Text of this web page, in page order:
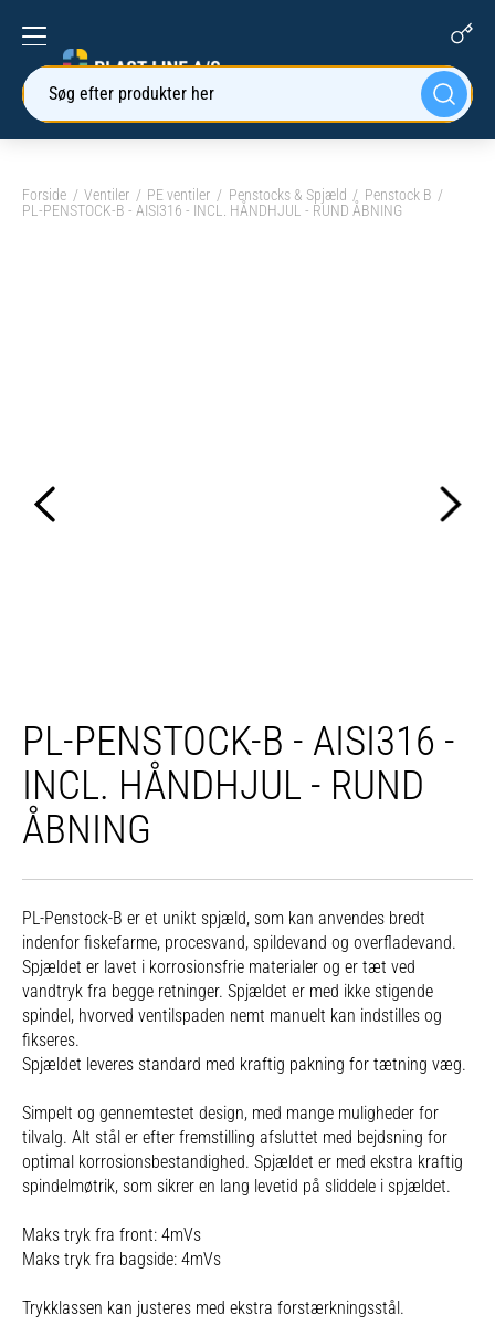
Søg efter produkter her
Forside Ventiler PE ventiler Penstocks & Spjæld
Penstock B
PL-PENSTOCK-B - AISI316 - INCL. HÅNDHJUL - RUND ÅBNING
PL-PENSTOCK-B - AISI316 -
INCL. HÅNDHJUL - RUND
ÅBNING
PL-Penstock-B er et unikt spjæld, som kan anvendes bredt
indenfor fiskefarme, procesvand, spildevand og overfladevand.
Spjældet er lavet i korrosionsfrie materialer og er tæt ved
vandtryk fra begge retninger. Spjældet er med ikke stigende
spindel, hvorved ventilspaden nemt manuelt kan indstilles og
fikseres.
Spjældet leveres standard med kraftig pakning for tætning væg.
Simpelt og gennemtestet design, med mange muligheder for
tilvalg. Alt stål er efter fremstilling afsluttet med bejdsning for
optimal korrosionsbestandighed. Spjældet er med ekstra kraftig
spindelmøtrik, som sikrer en lang levetid på sliddele i spjældet.
Maks tryk fra front: 4mVs
Maks tryk fra bagside: 4mVs
Trykklassen kan justeres med ekstra forstærkningsstål.